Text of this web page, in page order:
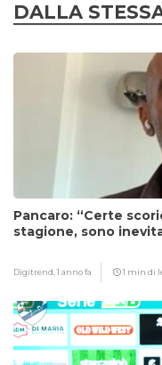
DALLA
Pancaro: “Certe
stagione, sono
Digitrend,1 anno fa 1 min di